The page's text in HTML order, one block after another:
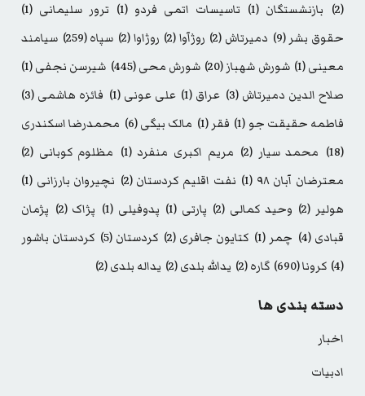
(2)
بازنشستگان (1) تاسیسات اتمی فردو (1) ترور سلیمانی (1)
حقوق بشر (9) دمیرتاش (2) روژآوا(2) روژاوا(2) سپاه(259)
سیامند
معینی(1) شورش شهباز(20) شورش محی(445) شیرسن نجفی(1)
صلاح الدین دمیرتاش (3) عراق (1) علی عونی (1) فائزه هاشمی (3)
فاطمه حقیقت جو (1) فقر (1) مالک بیگی(6)
محمدرضا اسکندری
(18)
محمد سیار (2) مریم اکبری منفرد (1) مظلوم کوبانی (2)
معترضان آبان ۹۸
(1) نفت اقلیم کردستان (2) نچیروان بارزانی (1)
هولیر (2) وحید کمالی (2) پارتی (1) پدوفیلی (1) پژاک (2)
پژمان
قبادی (4) چمر (1) کتایون جافری (2) کردستان (5)
کردستان باشور
(4)
کرونا(690) گاره(2) یدالله بلدی(2) یداله بلدی(2)
دسته بندی ها
اخبار
ادبیات